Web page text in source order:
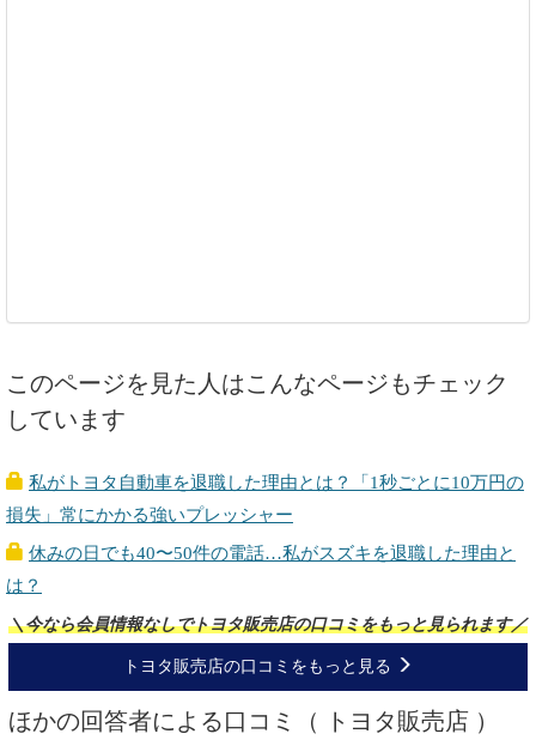
このページを見た人はこんなページもチェック
しています
私がトヨタ自動車を退職した理由とは？「1秒ごとに10万円の
損失」常にかかる強いプレッシャー
休みの日でも40〜50件の電話…私がスズキを退職した理由と
は？
＼今なら会員情報なしでトヨタ販売店の口コミをもっと見られます／
トヨタ販売店の口コミをもっと見る
ほかの回答者による口コミ（ トヨタ販売店 ）